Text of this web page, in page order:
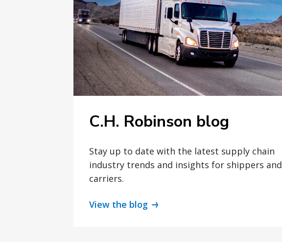
C.H. Robinson blog
Stay up to date with the latest supply chain
industry trends and insights for shippers and
carriers.
View the blog